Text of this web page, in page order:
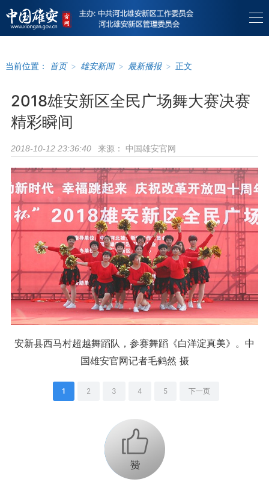
当前位置： 首页 > 雄安新闻 > 最新播报 > 正文
2018雄安新区全民广场舞大赛决赛
精彩瞬间
2018-10-12 23:36:40 来源： 中国雄安官网
安新县西马村超越舞蹈队，参赛舞蹈《白洋淀真美》。中
国雄安官网记者毛鹤然 摄
1 2 3 4 5 下一页
+1